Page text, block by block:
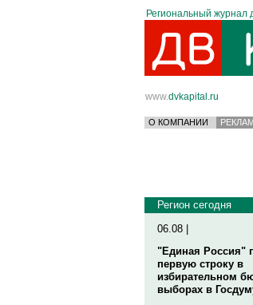
Региональный журнал
www.dvkapital.ru
О КОМПАНИИ
Регион сегодня
06.08 |
"Единая Россия"
первую строку в
избирательном
выборах в